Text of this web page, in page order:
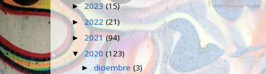
► 2023(15)
►2022(21)
► 2021(94)
▼2020(123)
►diciembre(3)